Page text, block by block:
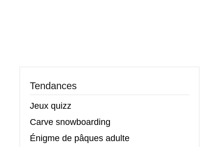
Tendances
Jeux quizz
Carve snowboarding
Énigme de pâques adulte